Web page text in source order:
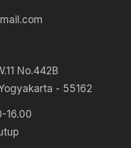
No.442B
- 55162
16.00